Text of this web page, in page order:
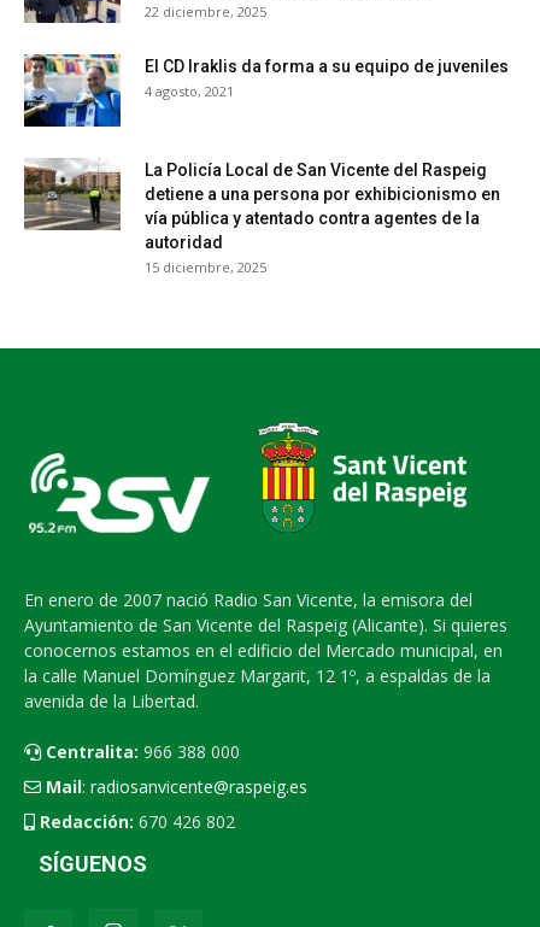
22 diciembre, 2025
El CD Iraklis da forma a su equipo de juveniles
4 agosto, 2021
La Policía Local de San Vicente del Raspeig
detiene a una persona por exhibicionismo en
vía pública y atentado contra agentes de la
autoridad
15 diciembre, 2025
En enero de 2007 nació Radio San Vicente, la emisora del
Ayuntamiento de San Vicente del Raspeig (Alicante). Si quieres
conocernos estamos en el edificio del Mercado municipal, en
la calle Manuel Domínguez Margarit, 12 1º, a espaldas de la
avenida de la Libertad.
Centralita: 966 388 000
Mail: radiosanvicente@raspeig.es
Redacción: 670 426 802
SÍGUENOS